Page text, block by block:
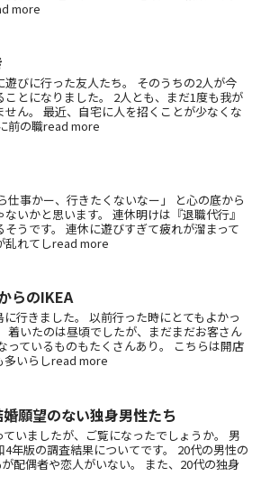
more
びに行った友人たち。 そのうちの2人が今
とになりました。 2人とも、まだ1度も我が
ん。 最近、自宅に人を招くことが少なくな
前の職read more
仕事かー、行きたくないなー」 と心の底から
いかと思います。 連休明けは『退職代行』
うです。 連休に遊びすぎて疲れが溜まって
乱れてしread more
らのIKEA
行きました。 以前行った時にとてもよかっ
着いたのは昼頃でしたが、まだまだお客さん
っているものもたくさんあり。 こちらは開店
多いらしread more
婚願望のない独身男性たち
いましたが、ご覧になったでしょうか。 男
年版の調査結果についてです。 20代の男性の
配偶者や恋人がいない。 また、20代の独身